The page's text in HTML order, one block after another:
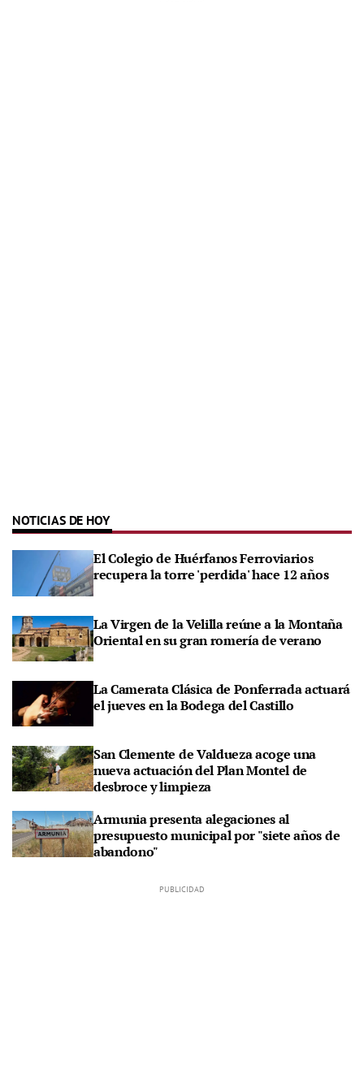
NOTICIAS DE HOY
El Colegio de Huérfanos Ferroviarios
recupera la torre 'perdida' hace 12 años
La Virgen de la Velilla reúne a la Montaña
Oriental en su gran romería de verano
La Camerata Clásica de Ponferrada actuará
el jueves en la Bodega del Castillo
San Clemente de Valdueza acoge una
nueva actuación del Plan Montel de
desbroce y limpieza
Armunia presenta alegaciones al
presupuesto municipal por "siete años de
abandono"